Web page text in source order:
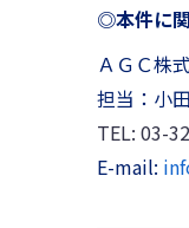
◎本件に
ＡＧＣ
担当：小田
TEL: 03-
E-mail: